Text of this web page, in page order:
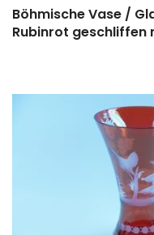
Böhmische Vase /
Rubinrot